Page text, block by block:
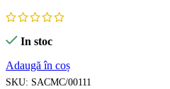
In stoc
Adaugă în coș
SKU: SACMC/00111